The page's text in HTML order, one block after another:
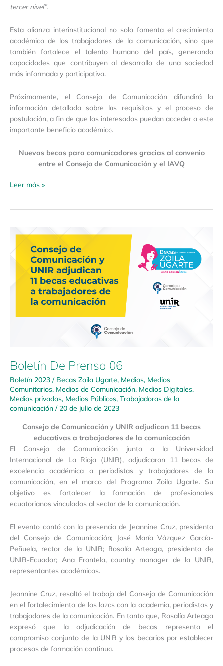
tercer nivel”.
Esta alianza interinstitucional no solo fomenta el crecimiento
académico de los trabajadores de la comunicación, sino que
también fortalece el talento humano del país, generando
capacidades que contribuyen al desarrollo de una sociedad
más informada y participativa.
Próximamente, el Consejo de Comunicación difundirá la
información detallada sobre los requisitos y el proceso de
postulación, a fin de que los interesados puedan acceder a este
importante beneficio académico.
Nuevas becas para comunicadores gracias al convenio
entre el Consejo de Comunicación y el IAVQ
Leer más »
Boletín De Prensa 06
Boletín 2023 / Becas Zoila Ugarte, Medios, Medios
Comunitarios, Medios de Comunicación, Medios Digitales,
Medios privados, Medios Públicos, Trabajadoras de la
comunicación / 20 de julio de 2023
Consejo de Comunicación y UNIR adjudican 11 becas
educativas a trabajadores de la comunicación
El Consejo de Comunicación junto a la Universidad
Internacional de La Rioja (UNIR), adjudicaron 11 becas de
excelencia académica a periodistas y trabajadores de la
comunicación, en el marco del Programa Zoila Ugarte. Su
objetivo es fortalecer la formación de profesionales
ecuatorianos vinculados al sector de la comunicación.
El evento contó con la presencia de Jeannine Cruz, presidenta
del Consejo de Comunicación; José María Vázquez García-
Peñuela, rector de la UNIR; Rosalía Arteaga, presidenta de
UNIR-Ecuador; Ana Frontela, country manager de la UNIR,
representantes académicos.
Jeannine Cruz, resaltó el trabajo del Consejo de Comunicación
en el fortalecimiento de los lazos con la academia, periodistas y
trabajadores de la comunicación. En tanto que, Rosalía Arteaga
expresó que la adjudicación de becas representa el
compromiso conjunto de la UNIR y los becarios por establecer
procesos de formación continua.
Prensa